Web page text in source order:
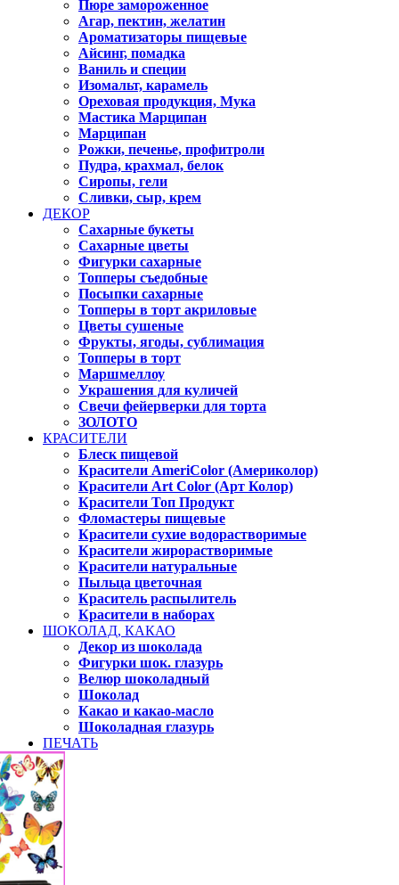
Пюре замороженное
Агар, пектин, желатин
Ароматизаторы пищевые
Айсинг, помадка
Ваниль и специи
Изомальт, карамель
Ореховая продукция, Мука
Мастика Марципан
Марципан
Рожки, печенье, профитроли
Пудра, крахмал, белок
Сиропы, гели
Сливки, сыр, крем
ДЕКОР
Сахарные букеты
Сахарные цветы
Фигурки сахарные
Топперы съедобные
Посыпки сахарные
Топперы в торт акриловые
Цветы сушеные
Фрукты, ягоды, сублимация
Топперы в торт
Маршмеллоу
Украшения для куличей
Свечи фейерверки для торта
ЗОЛОТО
КРАСИТЕЛИ
Блеск пищевой
Красители AmeriColor (Америколор)
Красители Art Color (Арт Колор)
Красители Топ Продукт
Фломастеры пищевые
Красители сухие водорастворимые
Красители жирорастворимые
Красители натуральные
Пыльца цветочная
Краситель распылитель
Красители в наборах
ШОКОЛАД, КАКАО
Декор из шоколада
Фигурки шок. глазурь
Велюр шоколадный
Шоколад
Какао и какао-масло
Шоколадная глазурь
ПЕЧАТЬ